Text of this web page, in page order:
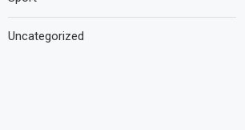
Uncategorized